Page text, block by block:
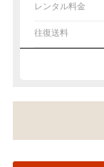
レンタル料金
往復送料